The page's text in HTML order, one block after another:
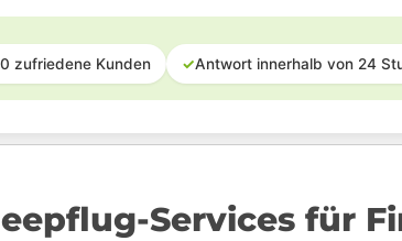
zufriedene Kunden ✓Antwort innerhalb von 24
Services für